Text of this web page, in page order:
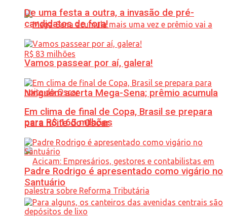
Ninguém acerta Mega-Sena; prêmio acumula
para R$ 165 milhões
De uma festa a outra, a invasão de pré-
candidatos de fora!
Vamos passear por aí, galera!
Em clima de final de Copa, Brasil se prepara
para noite do Oscar
Padre Rodrigo é apresentado como vigário no
Santuário